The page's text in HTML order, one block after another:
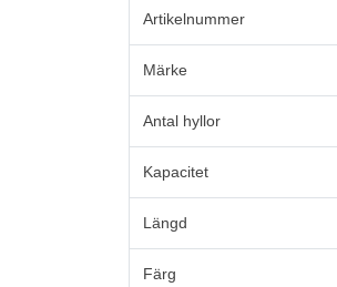
Artikelnummer
Märke
Antal hyllor
Kapacitet
Längd
Färg